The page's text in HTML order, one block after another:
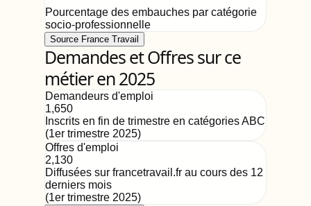
Pourcentage des embauches par catégorie
socio-professionnelle
Source France Travail
Demandes et Offres sur ce
métier en 2025
Demandeurs d'emploi
1,650
Inscrits en fin de trimestre en catégories ABC
(1er trimestre 2025)
Offres d'emploi
2,130
Diffusées sur francetravail.fr au cours des 12
derniers mois
(1er trimestre 2025)